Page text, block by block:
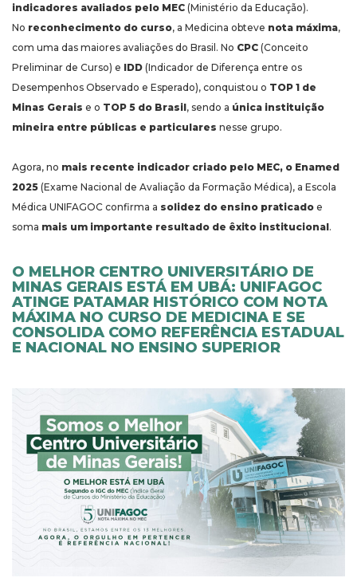
indicadores avaliados pelo MEC (Ministério da Educação).
No reconhecimento do curso, a Medicina obteve nota máxima,
com uma das maiores avaliações do Brasil. No CPC (Conceito
Preliminar de Curso) e IDD (Indicador de Diferença entre os
Desempenhos Observado e Esperado), conquistou o TOP 1 de
Minas Gerais e o TOP 5 do Brasil, sendo a única instituição
mineira entre públicas e particulares nesse grupo.
Agora, no mais recente indicador criado pelo MEC, o Enamed
2025 (Exame Nacional de Avaliação da Formação Médica), a Escola
Médica UNIFAGOC confirma a solidez do ensino praticado e
soma mais um importante resultado de êxito institucional.
O MELHOR CENTRO UNIVERSITÁRIO DE
MINAS GERAIS ESTÁ EM UBÁ: UNIFAGOC
ATINGE PATAMAR HISTÓRICO COM NOTA
MÁXIMA NO CURSO DE MEDICINA E SE
CONSOLIDA COMO REFERÊNCIA ESTADUAL
E NACIONAL NO ENSINO SUPERIOR